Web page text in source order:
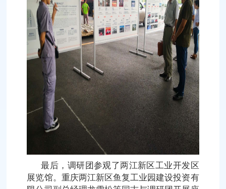
最后，调研团参观了两江新区工业开发区
展览馆。重庆两江新区鱼复工业园建设投资有